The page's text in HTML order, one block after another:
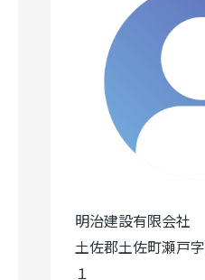
明治建設有限会社
土佐郡土佐町瀬戸
１